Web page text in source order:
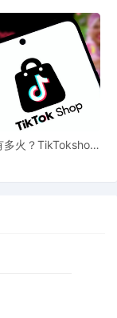
。
进技术设施协同
合作卖家
借助亚马逊的全
巴西这一重要战
新风潮！
多火？TikTokshop